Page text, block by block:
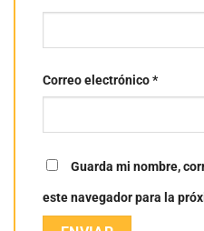
Correo electrónico*
Guarda mi nombre,
este navegador para la